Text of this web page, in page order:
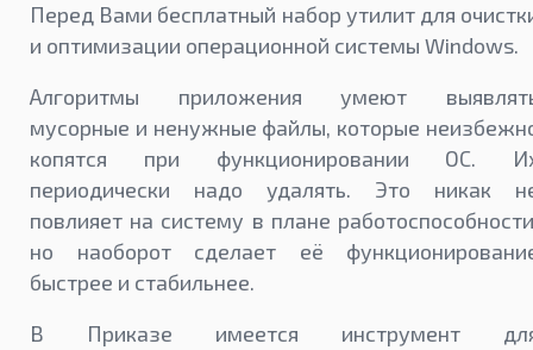
Перед Вами бесплатный набор утилит для
и оптимизации операционной системы Windows.
Алгоритмы приложения умеют
мусорные и ненужные файлы, которые
копятся при функционировании ОС.
периодически надо удалять. Это никак
повлияет на систему в плане
но наоборот сделает её
быстрее и стабильнее.
В Приказе имеется инструмент